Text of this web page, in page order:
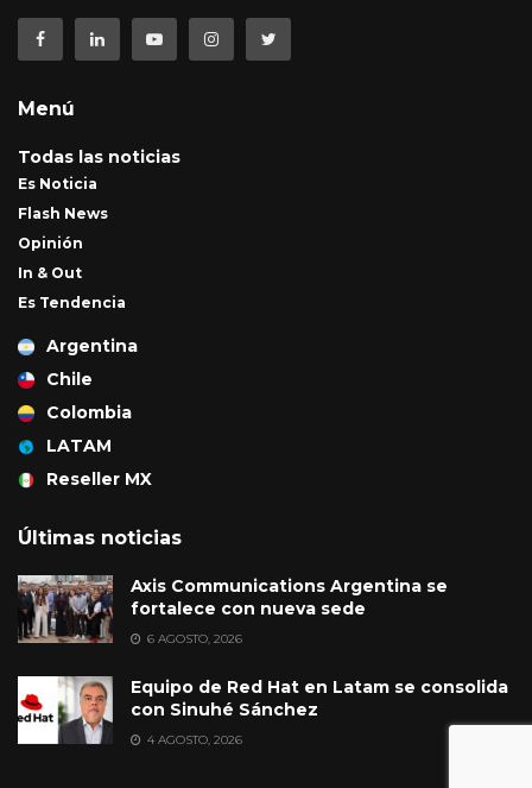
Menú
Todas las noticias
Es Noticia
Flash News
Opinión
In & Out
Es Tendencia
Argentina
Chile
Colombia
LATAM
Reseller MX
Últimas noticias
Axis Communications Argentina se
fortalece con nueva sede
6 AGOSTO, 2026
Equipo de Red Hat en Latam se consolida
con Sinuhé Sánchez
4 AGOSTO, 2026